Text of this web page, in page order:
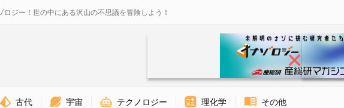
ジー！世の中にある沢山の不思議を冒険しよう！
古代 宇宙 テクノロジー 理化学 その他